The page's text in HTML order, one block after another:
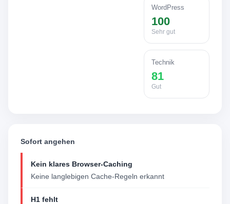
WordPress
100
Sehr gut
Technik
81
Gut
Sofort angehen
Kein klares Browser-Caching
Keine langlebigen Cache-Regeln erkannt
H1 fehlt